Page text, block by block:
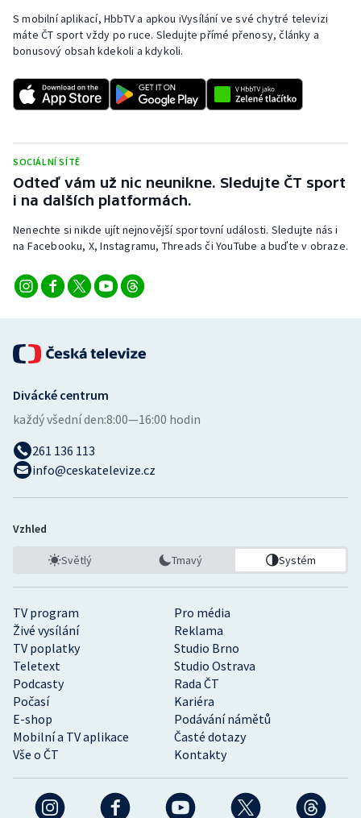
Short track
Stolní tenis
Triatlon
Veslování
Vodní slalom
Ostatní
S mobilní aplikací, HbbTV a apkou iVysílání ve své chytré televizi
máte ČT sport vždy po ruce. Sledujte přímé přenosy, články a
bonusový obsah kdekoli a kdykoli.
SOCIÁLNÍ SÍTĚ
Odteď vám už nic neunikne. Sledujte ČT sport
i na dalších platformách.
Nenechte si nikde ujít nejnovější sportovní události. Sledujte nás i
na Facebooku, X, Instagramu, Threads či YouTube a buďte v obraze.
TV program
Pro média
Živé vysílání
Reklama
TV poplatky
Studio Brno
Teletext
Studio Ostrava
Podcasty
Rada ČT
Počasí
Kariéra
E-shop
Podávání námětů
Mobilní a TV aplikace
Časté dotazy
Vše o ČT
Kontakty
Divácké centrum
každý všední den:8:00—16:00 hodin
261 136 113
info@ceskatelevize.cz
Vzhled
Světlý Tmavý Systém